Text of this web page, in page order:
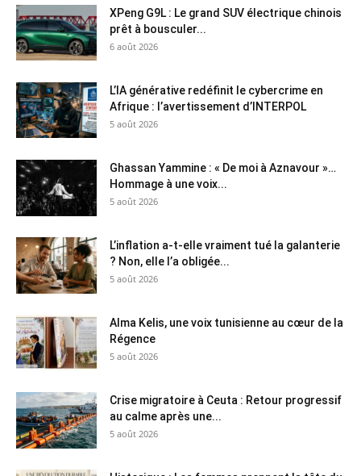
XPeng G9L : Le grand SUV électrique chinois
prêt à bousculer...
6 août 2026
L’IA générative redéfinit le cybercrime en
Afrique : l’avertissement d’INTERPOL
5 août 2026
Ghassan Yammine : « De moi à Aznavour »…
Hommage à une voix...
5 août 2026
L’inflation a-t-elle vraiment tué la galanterie
? Non, elle l’a obligée...
5 août 2026
Alma Kelis, une voix tunisienne au cœur de la
Régence
5 août 2026
Crise migratoire à Ceuta : Retour progressif
au calme après une...
5 août 2026